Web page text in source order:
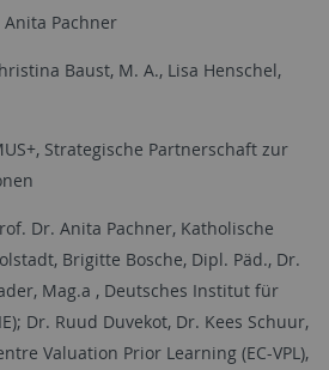
Anita Pachner
Baust, M. A., Lisa Henschel,
Strategische Partnerschaft zur
Dr. Anita Pachner, Katholische
Brigitte Bosche, Dipl. Päd., Dr.
Mag.a , Deutsches Institut für
Dr. Ruud Duvekot, Dr. Kees Schuur,
Valuation Prior Learning (EC-VPL),